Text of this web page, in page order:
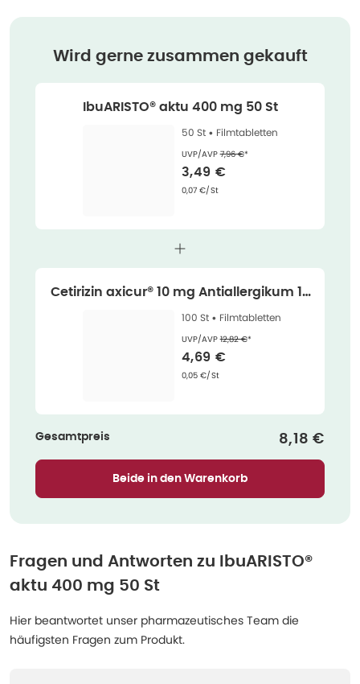
Wird gerne zusammen gekauft
IbuARISTO® aktu 400 mg 50 St
50 St • Filmtabletten
UVP/AVPEhemaliger Preis (U V P)
7,96 €*
Verkaufspreis
3,49 €
Grundpreis
0,07 €/St
Cetirizin axicur® 10 mg Antiallergikum 10
0 St100 St • Filmtabletten
UVP/AVPEhemaliger Preis (U V P)
12,82 €*
Verkaufspreis
4,69 €
Grundpreis
0,05 €/St
Gesamtpreis 8,18 €
Beide in den Warenkorb
Fragen und Antworten zu
IbuARISTO®
aktu 400 mg 50 St
Hier beantwortet unser pharmazeutisches Team die
häufigsten Fragen zum Produkt.